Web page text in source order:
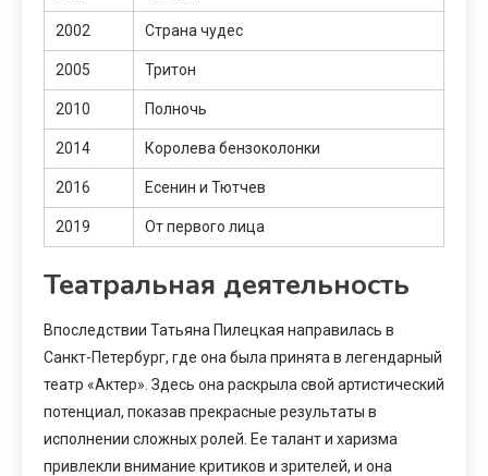
2002 Страна чудес
2005 Тритон
2010 Полночь
2014 Королева бензоколонки
2016 Есенин и Тютчев
2019 От первого лица
Театральная деятельность
Впоследствии Татьяна Пилецкая направилась в
Санкт-Петербург, где она была принята в легендарный
театр «Актер». Здесь она раскрыла свой артистический
потенциал, показав прекрасные результаты в
исполнении сложных ролей. Ее талант и харизма
привлекли внимание критиков и зрителей, и она